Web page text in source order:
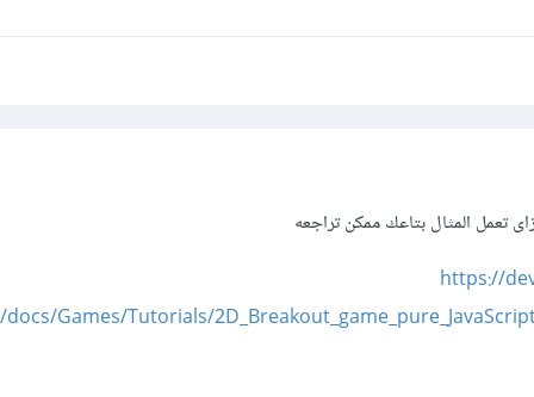
تعمل المثال بتاعك ممكن تراجعه
https://
docs/Games/Tutorials/